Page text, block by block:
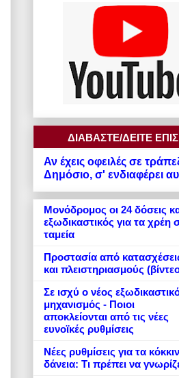
ΔΙΑΒΑΣΤΕ/ΔΕΙΤΕ
Αν έχεις οφειλές σε
Δημόσιο, σ' ενδιαφέρει
Μονόδρομος οι 24 δόσεις
εξωδικαστικός για τα χρέη
ταμεία
Προστασία από
και πλειστηριασμούς
Σε ισχύ ο νέος
μηχανισμός - Ποιοι
αποκλείονται από τις νέες
ευνοϊκές ρυθμίσεις
Νέες ρυθμίσεις για τα
δάνεια: Τι πρέπει να